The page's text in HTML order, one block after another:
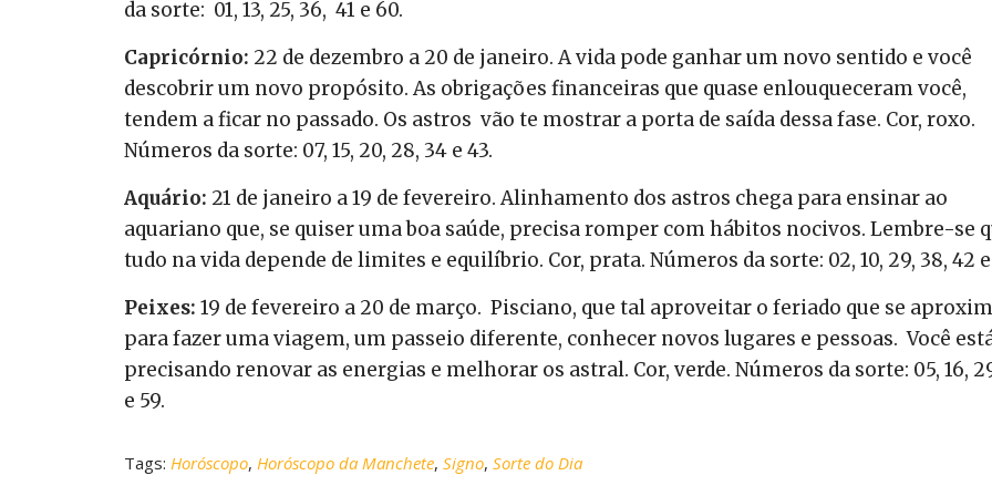
da sorte: 01, 13, 25, 36, 41 e 60.
Capricórnio: 22 de dezembro a 20 de janeiro. A vida pode ganhar um novo sentido e você
descobrir um novo propósito. As obrigações financeiras que quase enlouqueceram você,
tendem a ficar no passado. Os astros vão te mostrar a porta de saída dessa fase. Cor, roxo.
Números da sorte: 07, 15, 20, 28, 34 e 43.
Aquário: 21 de janeiro a 19 de fevereiro. Alinhamento dos astros chega para ensinar ao
aquariano que, se quiser uma boa saúde, precisa romper com hábitos nocivos. Lembre-se
tudo na vida depende de limites e equilíbrio. Cor, prata. Números da sorte: 02, 10, 29, 38, 42 e
Peixes: 19 de fevereiro a 20 de março. Pisciano, que tal aproveitar o feriado que se
para fazer uma viagem, um passeio diferente, conhecer novos lugares e pessoas. Você
precisando renovar as energias e melhorar os astral. Cor, verde. Números da sorte: 05, 16,
e 59.
Tags: Horóscopo, Horóscopo da Manchete, Signo, Sorte do Dia